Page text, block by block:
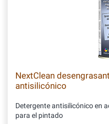
NextClean
antisilicónico
Detergente antisilicónico en
para el pintado